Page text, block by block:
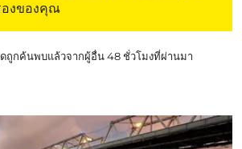
องของคุณ
ถูกค้นพบแล้วจากผู้อื่น 48 ชั่วโมงที่ผ่านมา